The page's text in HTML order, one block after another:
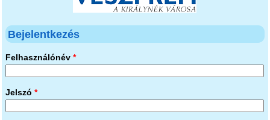
Bejelentkezés
Felhasználónév *
Jelszó *